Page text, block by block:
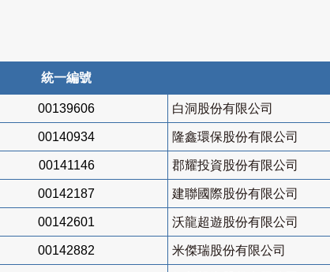
統一編號
00139606 白洞股份有限公司
00140934 隆鑫環保股份有限公司
00141146 郡耀投資股份有限公司
00142187 建聯國際股份有限公司
00142601 沃龍超遊股份有限公司
00142882 米傑瑞股份有限公司